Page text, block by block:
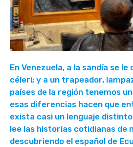
En Venezuela, a la sandía se le
céleri; y a un trapeador,
países de la región tenemos
esas diferencias hacen que
exista casi un lenguaje
lee las historias cotidianas de
descubriendo el español de